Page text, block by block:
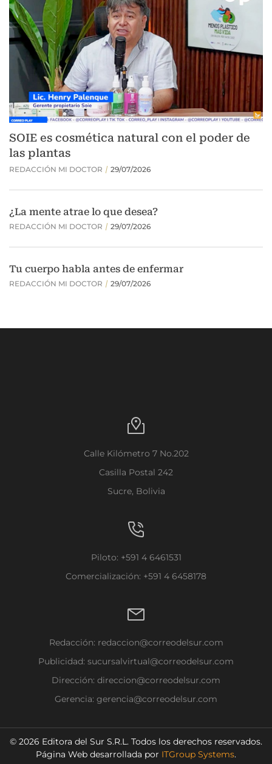
Calle Kilómetro 7 No.202
Casilla Postal 242
Sucre, Bolivia
Piloto: +591 4 6461531
Comercialización: +591 4 6458178
Redacción: redaccion@correodelsur.com
Publicidad: sucursalvirtual@correodelsur.com
Dirección: direccion@correodelsur.com
Gerencia: gerencia@correodelsur.com
© 2026 Editora del Sur S.R.L. Todos los derechos reservados.
Página Web desarrollada por ITGroup Systems.